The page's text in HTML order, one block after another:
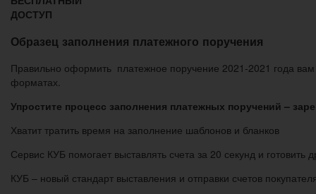
ДОСТУП
Образец заполнения платежного поручения
Правильно оформить платежное поручение 2021-2021 года
форматах.
Упростите процесс заполнения платежных поручений –
Хватит тратить время на заполнение шаблонов и бланков
Сервис КУБ помогает выставлять счета за 20 секунд и
КУБ – новый стандарт выставления и отправки счетов